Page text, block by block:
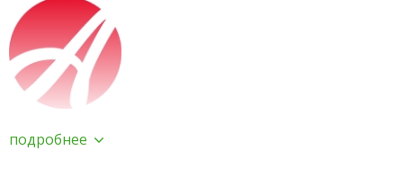
подробнее